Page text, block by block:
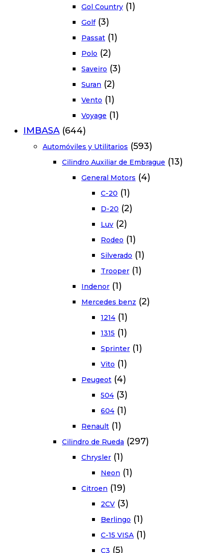
Gol Country (1)
Golf (3)
Passat (1)
Polo (2)
Saveiro (3)
Suran (2)
Vento (1)
Voyage (1)
IMBASA (644)
Automóviles y Utilitarios (593)
Cilindro Auxiliar de Embrague (13)
General Motors (4)
C-20 (1)
D-20 (2)
Luv (2)
Rodeo (1)
Silverado (1)
Trooper (1)
Indenor (1)
Mercedes benz (2)
1214 (1)
1315 (1)
Sprinter (1)
Vito (1)
Peugeot (4)
504 (3)
604 (1)
Renault (1)
Cilindro de Rueda (297)
Chrysler (1)
Neon (1)
Citroen (19)
2CV (3)
Berlingo (1)
C-15 VISA (1)
C3 (5)